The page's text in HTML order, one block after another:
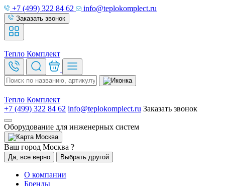
+7 (499) 322 84 62 info@teplokomplect.ru
Заказать звонок
Тепло Комплект
Тепло Комплект
+7 (499) 322 84 62 info@teplokomplect.ru Заказать звонок
Оборудование для инженерных систем
Москва
Ваш город Москва ?
Да, все верно Выбрать другой
О компании
Бренды